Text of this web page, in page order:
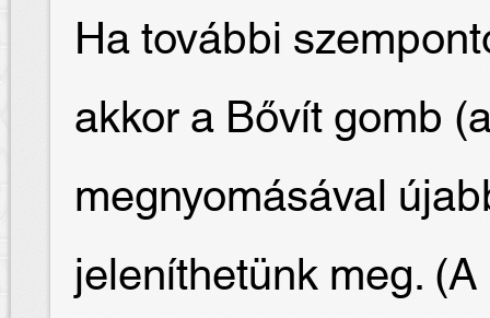
Ha további
akkor a Bővít gomb
megnyomásával
jeleníthetünk meg.